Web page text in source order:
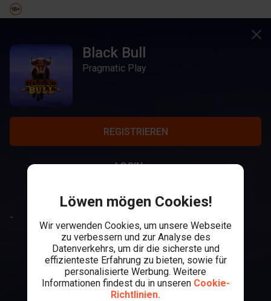
Black Bull
Pragmatic Play
REGISTRIEREN
LOGIN
-
Löwen mögen Cookies!
Wir verwenden Cookies, um unsere Webseite
zu verbessern und zur Analyse des
Datenverkehrs, um dir die sicherste und
effizienteste Erfahrung zu bieten, sowie für
personalisierte Werbung. Weitere
Informationen findest du in unseren Cookie-
Richtlinien.